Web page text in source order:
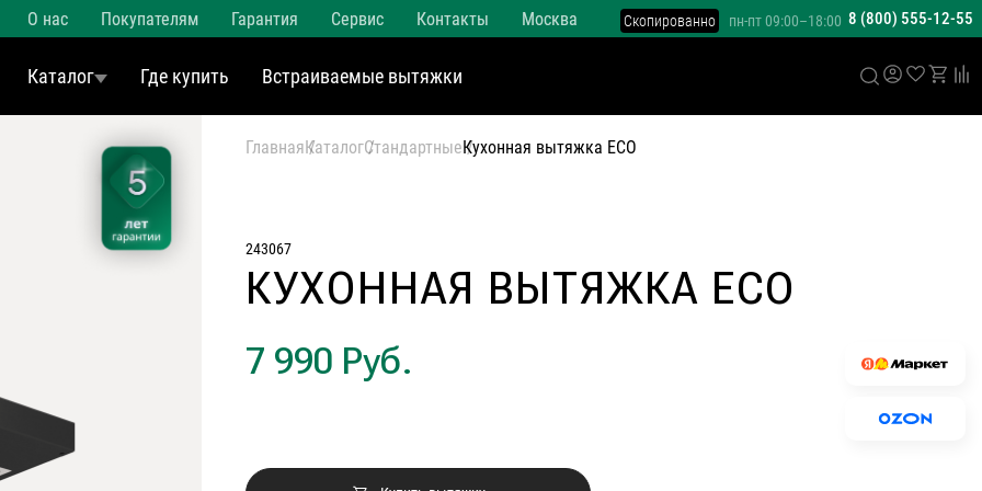
О нас Покупателям Гарантия Сервис Контакты Москва пн-пт 09:00–18:00 8 (800) 555-12-55
Скопированно
Каталог Где купить Встраиваемые вытяжки
ГлавнаяКаталогСтандартныеКухонная вытяжка ECO
243067
КУХОННАЯ ВЫТЯЖКА ECO
7 990 Руб.